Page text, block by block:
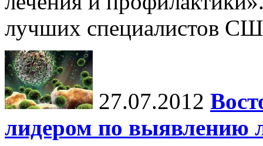
лучших специалистов
27.07.2012
лидером по выявлению